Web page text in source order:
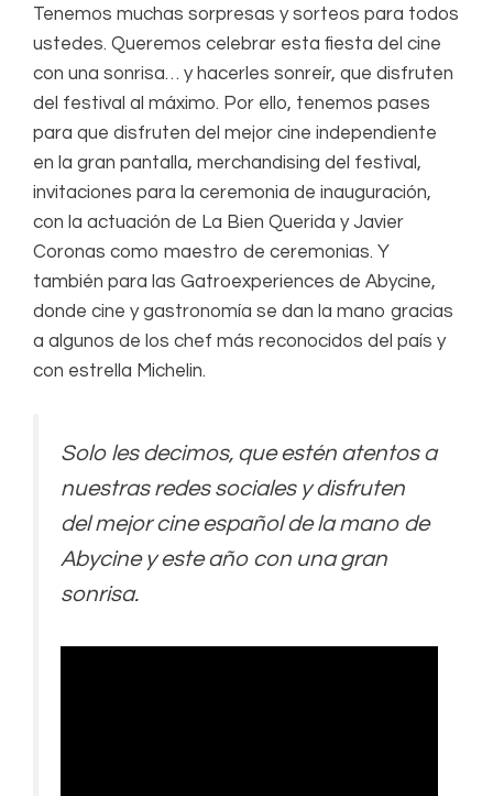
Tenemos muchas sorpresas y sorteos para todos
ustedes. Queremos celebrar esta fiesta del cine
con una sonrisa… y hacerles sonreír, que disfruten
del festival al máximo. Por ello, tenemos pases
para que disfruten del mejor cine independiente
en la gran pantalla, merchandising del festival,
invitaciones para la ceremonia de inauguración,
con la actuación de La Bien Querida y Javier
Coronas como maestro de ceremonias. Y
también para las Gatroexperiences de Abycine,
donde cine y gastronomía se dan la mano gracias
a algunos de los chef más reconocidos del país y
con estrella Michelin.
Solo les decimos, que estén atentos a
nuestras redes sociales y disfruten
del mejor cine español de la mano de
Abycine y este año con una gran
sonrisa.